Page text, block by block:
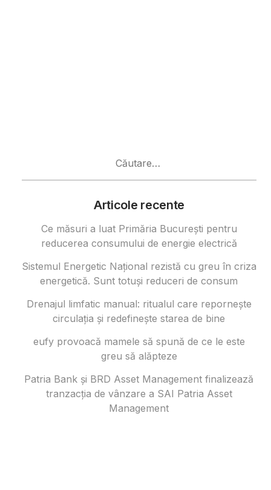
Articole recente
Ce măsuri a luat Primăria București pentru
reducerea consumului de energie electrică
Sistemul Energetic Național rezistă cu greu în criza
energetică. Sunt totuși reduceri de consum
Drenajul limfatic manual: ritualul care repornește
circulația și redefinește starea de bine
eufy provoacă mamele să spună de ce le este
greu să alăpteze
Patria Bank și BRD Asset Management finalizează
tranzacția de vânzare a SAI Patria Asset
Management